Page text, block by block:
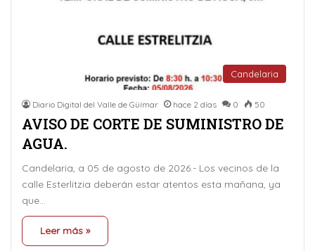
Candelaria
Diario Digital del Valle de Güímar hace 2 días 0 50
AVISO DE CORTE DE SUMINISTRO DE
AGUA.
Candelaria, a 05 de agosto de 2026.- Los vecinos de la
calle Esterlitzia deberán estar atentos esta mañana, ya
que…
Leer más »